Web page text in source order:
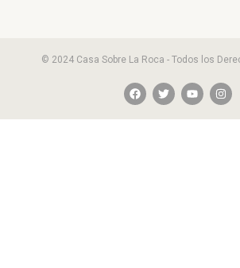
© 2024 Casa Sobre La Roca - Todos los